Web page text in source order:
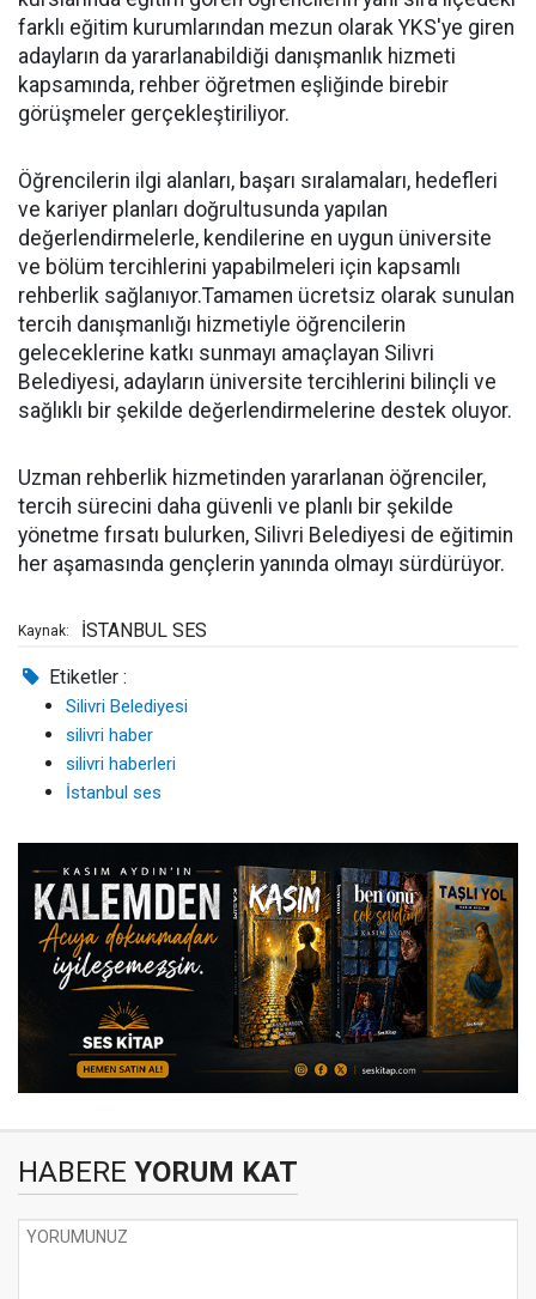
farklı eğitim kurumlarından mezun olarak YKS'ye giren
adayların da yararlanabildiği danışmanlık hizmeti
kapsamında, rehber öğretmen eşliğinde birebir
görüşmeler gerçekleştiriliyor.
Öğrencilerin ilgi alanları, başarı sıralamaları, hedefleri
ve kariyer planları doğrultusunda yapılan
değerlendirmelerle, kendilerine en uygun üniversite
ve bölüm tercihlerini yapabilmeleri için kapsamlı
rehberlik sağlanıyor.Tamamen ücretsiz olarak sunulan
tercih danışmanlığı hizmetiyle öğrencilerin
geleceklerine katkı sunmayı amaçlayan Silivri
Belediyesi, adayların üniversite tercihlerini bilinçli ve
sağlıklı bir şekilde değerlendirmelerine destek oluyor.
Uzman rehberlik hizmetinden yararlanan öğrenciler,
tercih sürecini daha güvenli ve planlı bir şekilde
yönetme fırsatı bulurken, Silivri Belediyesi de eğitimin
her aşamasında gençlerin yanında olmayı sürdürüyor.
Kaynak: İSTANBUL SES
Etiketler :
Silivri Belediyesi
silivri haber
silivri haberleri
İstanbul ses
HABERE YORUM KAT